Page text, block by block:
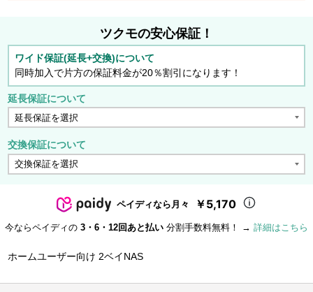
ツクモの安心保証！
ワイド保証(延長+交換)について
同時加入で片方の保証料金が20％割引になります！
延長保証について
交換保証について
ペイディなら月々 ￥5,170
今ならペイディの 3・6・12回あと払い 分割手数料無料！ → 詳細はこちら
ホームユーザー向け 2ベイNAS